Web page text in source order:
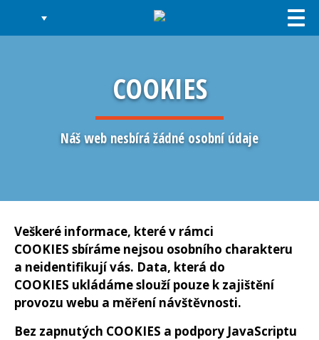
COOKIES
Náš web nesbírá žádné osobní údaje
Veškeré informace, které v rámci
COOKIES sbíráme nejsou osobního charakteru
a neidentifikují vás. Data, která do
COOKIES ukládáme slouží pouze k zajištění
provozu webu a měření návštěvnosti.
Bez zapnutých COOKIES a podpory JavaScriptu